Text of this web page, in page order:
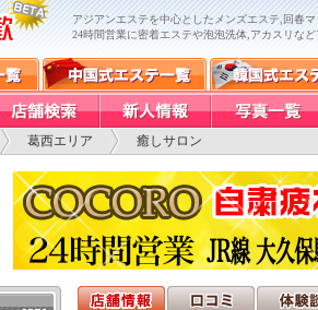
アジアンエステを中心としたメンズエステ,回春
24時間営業に密着エステや泡泡洗体,アカスリな
葛西エリア 癒しサロン